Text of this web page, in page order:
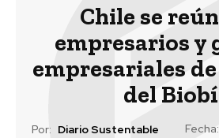
Chile se
empresarios y
empresariales
del
Por: Diario Sustentable Fecha: